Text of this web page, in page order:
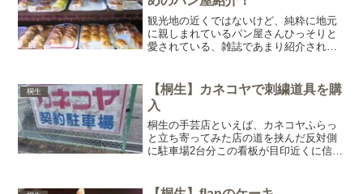
観光地の近くではないけど、純粋に地元
に親しまれているパン屋さんひっそりと
愛されている、雑誌であまり紹介されて
きなパン屋ですザ ベーカリー定番から季
節のパンなど種類豊富な...
桐生
【桐生】カネコヤで刺繍道具を購
入
桐生の手芸店といえば、カネコヤふらっ
と立ち寄ってみた店の道を挟んだ反対側
に駐車場2台分この看板が目印近くに信号
い感じの商品多数入店時に欲しいものは